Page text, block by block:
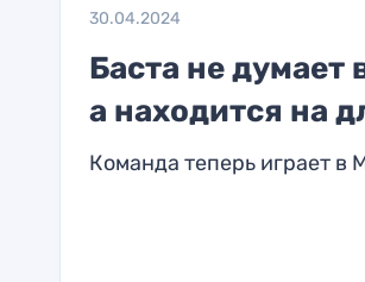
30.04.2024
Баста не думает
а находится на
Команда теперь играет в